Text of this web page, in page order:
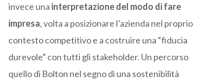
invece una interpretazione del modo di fare
impresa, volta a posizionare l’azienda nel proprio
contesto competitivo e a costruire una “fiducia
durevole” con tutti gli stakeholder. Un percorso
quello di Bolton nel segno di una sostenibilità